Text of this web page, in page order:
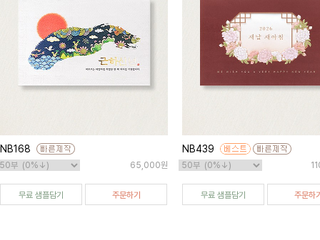
NB168
65,000원
무료 샘플담기 주문하기
NB439
무료 샘플담기 주문하